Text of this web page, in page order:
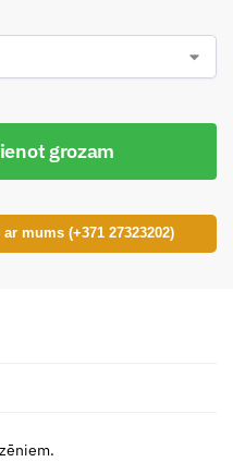
grozam
mums (+371 27323202)